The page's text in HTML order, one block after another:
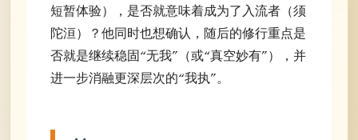
短暂体验），是否就意味着成为了入流者（须
陀洹）？他同时也想确认，随后的修行重点是
否就是继续稳固“无我”（或“真空妙有”），并
进一步消融更深层次的“我执”。